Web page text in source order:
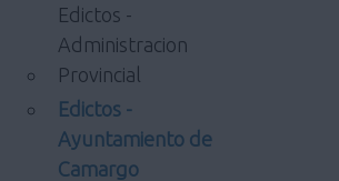
Edictos -
Administracion
Provincial
Edictos -
Ayuntamiento de
Camargo